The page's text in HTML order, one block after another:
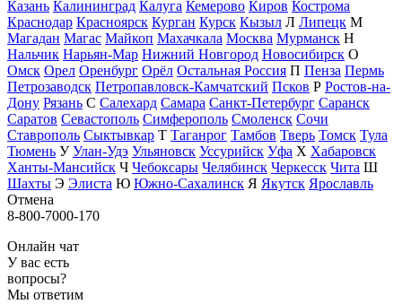
Казань Калининград Калуга Кемерово Киров Кострома
Краснодар Красноярск Курган Курск Кызыл Л Липецк М
Магадан Магас Майкоп Махачкала Москва Мурманск Н
Нальчик Нарьян-Мар Нижний Новгород Новосибирск О
Омск Орел Оренбург Орёл Остальная Россия П Пенза Пермь
Петрозаводск Петропавловск-Камчатский Псков Р Ростов-на-
Дону Рязань С Салехард Самара Санкт-Петербург Саранск
Саратов Севастополь Симферополь Смоленск Сочи
Ставрополь Сыктывкар Т Таганрог Тамбов Тверь Томск Тула
Тюмень У Улан-Удэ Ульяновск Уссурийск Уфа Х Хабаровск
Ханты-Мансийск Ч Чебоксары Челябинск Черкесск Чита Ш
Шахты Э Элиста Ю Южно-Сахалинск Я Якутск Ярославль
Отмена
8-800-7000-170
Онлайн чат
У вас есть
вопросы?
Мы ответим